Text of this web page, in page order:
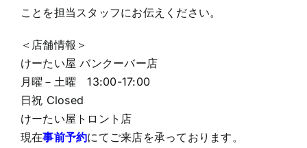
ことを担当スタッフにお伝えください。
＜店舗情報＞
けーたい屋 バンクーバー店
月曜－土曜 13:00-17:00
日祝 Closed
けーたい屋トロント店
現在事前予約にてご来店を承っております。